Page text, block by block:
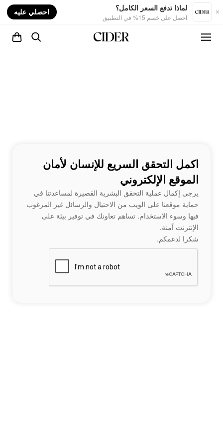
لماذا تدفع السعر الكامل؟
احصل على خصم 15% في التطبيق
احصلي عليه
اكمل التحقق السريع للإنسان لأمان
الموقع الإلكتروني
يرجى إكمال عملية التحقق البشرية القصيرة لمساعدتنا في
حماية موقعنا على الويب من الاحتيال والرسائل غير المرغوب
فيها وسوء الاستخدام. تساهم تعاونك في توفير بيئة على
الإنترنت آمنة.
شكرا لدعمكم.